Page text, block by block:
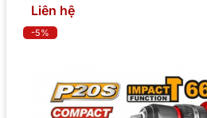
Liên hệ
-5%